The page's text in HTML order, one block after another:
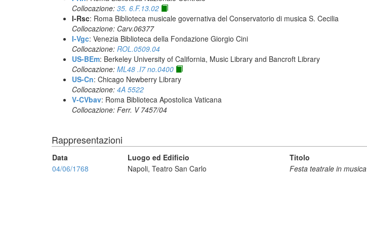
Collocazione: 35. 6.F.13.02
I-Rsc: Roma Biblioteca musicale governativa del Conservatorio di musica S. Cecilia
Collocazione: Carv.06377
I-Vgc: Venezia Biblioteca della Fondazione Giorgio Cini
Collocazione: ROL.0509.04
US-BEm: Berkeley University of California, Music Library and Bancroft Library
Collocazione: ML48 .I7 no.0400
US-Cn: Chicago Newberry Library
Collocazione: 4A 5522
V-CVbav: Roma Biblioteca Apostolica Vaticana
Collocazione: Ferr. V 7457/04
Rappresentazioni
Data Luogo ed Edificio Titolo
04/06/1768
Napoli, Teatro San Carlo Festa teatrale in musica